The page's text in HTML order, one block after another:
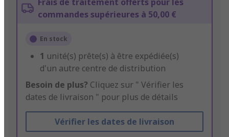
Frais de traitement offerts pour les
commandes supérieures à 50,00 €
En stock
1 unité(s) prête(s) à être expédiée(s)
d'un autre centre de distribution
Besoin de plus? Cliquez sur " Vérifier les
dates de livraison " pour plus de détails
Vérifier les dates de livraison